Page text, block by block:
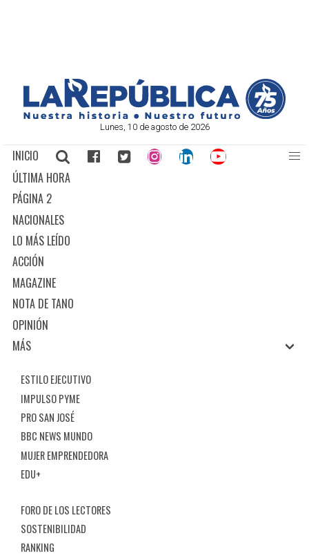
Lunes, 10 de agosto de 2026
INICIO
ÚLTIMA HORA
PÁGINA 2
NACIONALES
LO MÁS LEÍDO
ACCIÓN
MAGAZINE
NOTA DE TANO
OPINIÓN
MÁS
ESTILO EJECUTIVO
IMPULSO PYME
PRO SAN JOSÉ
BBC NEWS MUNDO
MUJER EMPRENDEDORA
EDU+
FORO DE LOS LECTORES
SOSTENIBILIDAD
RANKING